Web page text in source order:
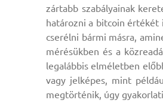
zártabb szabályainak
határozni a bitcoin értékét
cserélni bármi másra,
mérésükben és a
legalábbis elméletben
vagy jelképes, mint
megtörténik, úgy